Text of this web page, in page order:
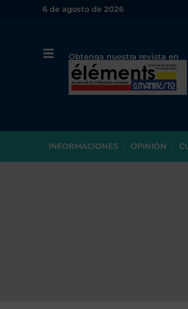
6 de agosto de 2026
Obtenga nuestra revista en
papel o en PDF
INFORMACIONES OPINIÓN